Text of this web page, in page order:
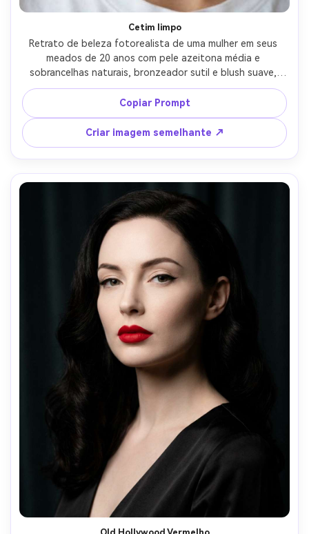
Cetim limpo
Retrato de beleza fotorealista de uma mulher em seus
meados de 20 anos com pele azeitona média e
sobrancelhas naturais, bronzeador sutil e blush suave,
usando um batom de cetim quente com um arco de
cupido limpo e nítido e centro ligeiramente delineado,
maquiagem mínima dos olhos, camiseta branca e aros
dourados, luz brilhante da janela, tirado em Sony A7IV
85mm f/1.8, enquadramento de close-up do nariz ao
queixo com profundidade de campo rasa, poros
verdadeiros à pele, textura natural dos lábios,
classificação editorial de cores- -ar 4:5
Copiar Prompt
Criar imagem semelhante ↗